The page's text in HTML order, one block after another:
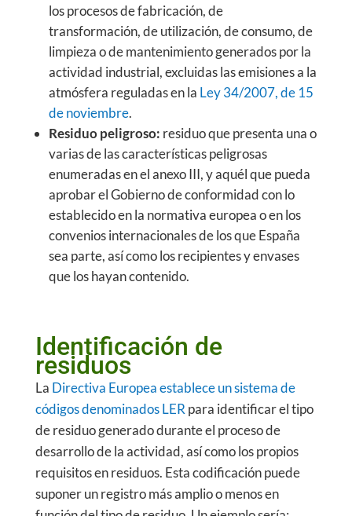
los procesos de fabricación, de
transformación, de utilización, de consumo, de
limpieza o de mantenimiento generados por la
actividad industrial, excluidas las emisiones a la
atmósfera reguladas en la Ley 34/2007, de 15
de noviembre.
Residuo peligroso: residuo que presenta una o
varias de las características peligrosas
enumeradas en el anexo III, y aquél que pueda
aprobar el Gobierno de conformidad con lo
establecido en la normativa europea o en los
convenios internacionales de los que España
sea parte, así como los recipientes y envases
que los hayan contenido.
Identificación de
residuos
La Directiva Europea establece un sistema de
códigos denominados LERpara identificar el tipo
de residuo generado durante el proceso de
desarrollo de la actividad, así como los propios
requisitos en residuos. Esta codificación puede
suponer un registro más amplio o menos en